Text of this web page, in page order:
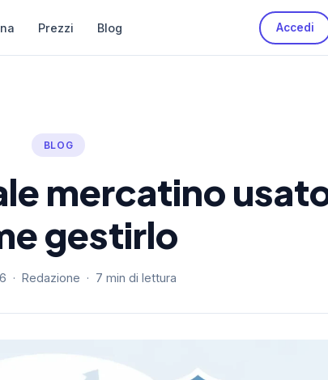
Prezzi Blog Accedi
BLOG
mercatino
gestirlo
· Redazione · 7 min di lettura